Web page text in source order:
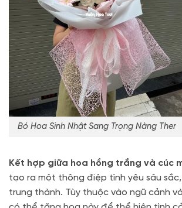
Bó Hoa Sinh Nhật Sang Trọng Nàng Ther
Kết hợp giữa hoa hồng trắng và cúc
tạo ra một thông điệp tình yêu sâu
trung thành. Tùy thuộc vào ngữ cảnh